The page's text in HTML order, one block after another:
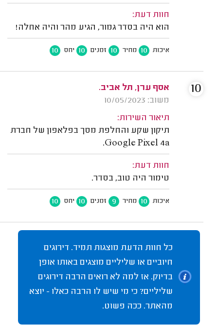
חוות דעת:
הוא היה בסדר גמור, הגיע מהר והיה אחלה!
איכות 10 מחיר 10 זמנים 10 יחס 10
אסף ערן, תל אביב.
משוב: 10/05/2023
תיאור השירות:
תיקון שקע והחלפת מסך בפלאפון של חברת
Google Pixel 4a.
חוות דעת:
טימור היה טוב, בסדר.
איכות 10 מחיר 9 זמנים 10 יחס 10
10
כל חוות הדעת מוצגות תמיד. דירוגים
חיוביים או שליליים מוצגים באותו אופן
בדיוק. אז למה לא רואים הרבה דירוגים
שליליים? כי מי שיש לו הרבה כאלו - יוצא
מהאתר. ככה פשוט.